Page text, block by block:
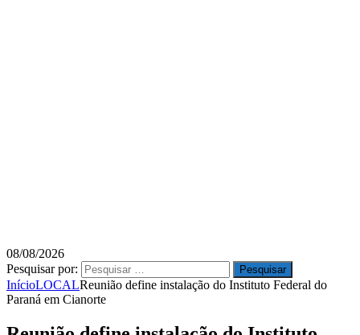
08/08/2026
Pesquisar por:
InícioLOCALReunião define instalação do Instituto Federal do
Paraná em Cianorte